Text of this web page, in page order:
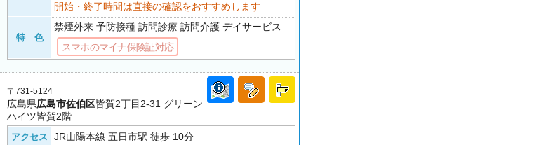
開始・終了時間は直接の確認をおすすめします
特 色
禁煙外来 予防接種 訪問診療 訪問介護 デイサービス
スマホのマイナ保険証対応
〒731-5124
広島県広島市佐伯区皆賀2丁目2-31 グリーン
ハイツ皆賀2階
アクセス JR山陽本線 五日市駅 徒歩 10分